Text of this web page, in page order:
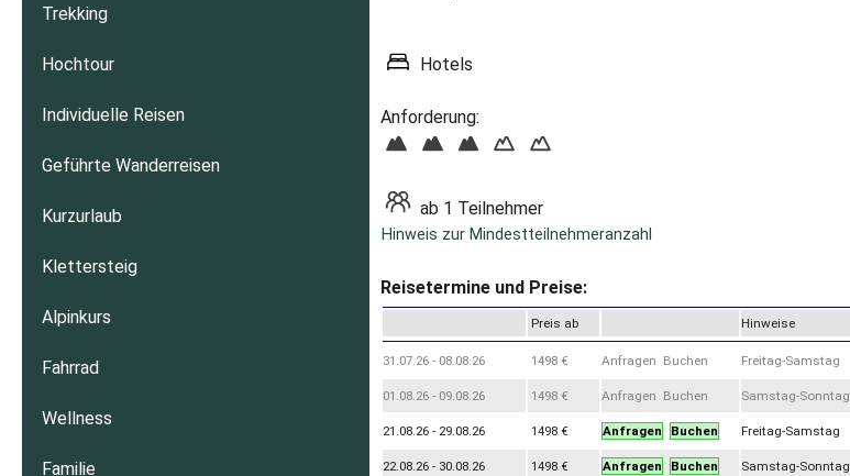
Hotels
Anforderung:
ab 1 Teilnehmer
Hinweis zur Mindestteilnehmeranzahl
Reisetermine und Preise:
Preis ab Hinweise
31.07.26 - 08.08.26 1498 € Anfragen Buchen Freitag-Samstag
01.08.26 - 09.08.26 1498 € Anfragen Buchen Samstag-Sonntag
21.08.26 - 29.08.26 1498 € Anfragen Buchen Freitag-Samstag
22.08.26 - 30.08.26 1498 € Anfragen Buchen Samstag-Sonntag
Trekking
Hochtour
Individuelle Reisen
Geführte Wanderreisen
Kurzurlaub
Klettersteig
Alpinkurs
Fahrrad
Wellness
Familie